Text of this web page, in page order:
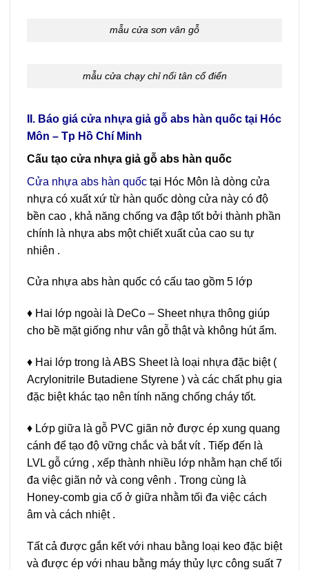
mẫu cửa sơn vân gỗ
mẫu cửa chạy chỉ nổi tân cổ điển
II. Báo giá cửa nhựa giả gỗ abs hàn quốc tại Hóc
Môn – Tp Hồ Chí Minh
Cấu tạo cửa nhựa giả gỗ abs hàn quốc
Cửa nhựa abs hàn quốc tại Hóc Môn là dòng cửa
nhựa có xuất xứ từ hàn quốc dòng cửa này có độ
bền cao , khả năng chống va đập tốt bởi thành phần
chính là nhựa abs một chiết xuất của cao su tự
nhiên .
Cửa nhựa abs hàn quốc có cấu tao gồm 5 lớp
♦ Hai lớp ngoài là DeCo – Sheet nhựa thông giúp
cho bề mặt giống như vân gỗ thật và không hút ẩm.
♦ Hai lớp trong là ABS Sheet là loại nhựa đặc biệt (
Acrylonitrile Butadiene Styrene ) và các chất phụ gia
đặc biệt khác tạo nên tính năng chống cháy tốt.
♦ Lớp giữa là gỗ PVC giãn nở được ép xung quang
cánh để tạo độ vững chắc và bắt vít . Tiếp đến là
LVL gỗ cứng , xếp thành nhiều lớp nhằm hạn chế tối
đa việc giãn nở và cong vênh . Trong cùng là
Honey-comb gia cố ở giữa nhằm tối đa việc cách
âm và cách nhiệt .
Tất cả được gắn kết với nhau bằng loại keo đặc biệt
và được ép với nhau bằng máy thủy lực công suất 7